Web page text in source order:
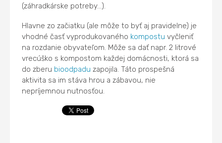
(záhradkárske potreby...).
Hlavne zo začiatku (ale môže to byť aj pravidelne) je
vhodné časť vyprodukovaného kompostu vyčleniť
na rozdanie obyvateľom. Môže sa dať napr. 2 litrové
vrecúško s kompostom každej domácnosti, ktorá sa
do zberu bioodpadu zapojila. Táto prospešná
aktivita sa im stáva hrou a zábavou, nie
nepríjemnou nutnosťou.